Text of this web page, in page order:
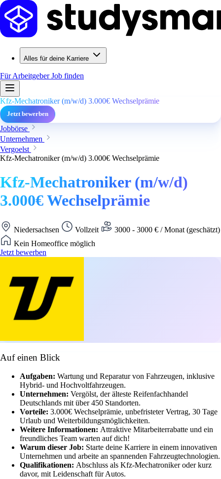
Alles für deine Karriere
Für ArbeitgeberJob finden
Kfz-Mechatroniker (m/w/d) 3.000€ Wechselprämie
Jetzt bewerben
Jobbörse
Unternehmen
Vergoelst
Kfz-Mechatroniker (m/w/d) 3.000€ Wechselprämie
Kfz-Mechatroniker (m/w/d)
3.000€ Wechselprämie
Niedersachsen Vollzeit
3000 - 3000 € / Monat (geschätzt)
Kein Homeoffice möglich
Jetzt bewerben
Auf einen Blick
Aufgaben: Wartung und Reparatur von Fahrzeugen, inklusive
Hybrid- und Hochvoltfahrzeugen.
Unternehmen: Vergölst, der älteste Reifenfachhandel
Deutschlands mit über 450 Standorten.
Vorteile: 3.000€ Wechselprämie, unbefristeter Vertrag, 30 Tage
Urlaub und Weiterbildungsmöglichkeiten.
Weitere Informationen: Attraktive Mitarbeiterrabatte und ein
freundliches Team warten auf dich!
Warum dieser Job: Starte deine Karriere in einem innovativen
Unternehmen und arbeite an spannenden Fahrzeugtechnologien.
Qualifikationen: Abschluss als Kfz-Mechatroniker oder kurz
davor, mit Leidenschaft für Autos.